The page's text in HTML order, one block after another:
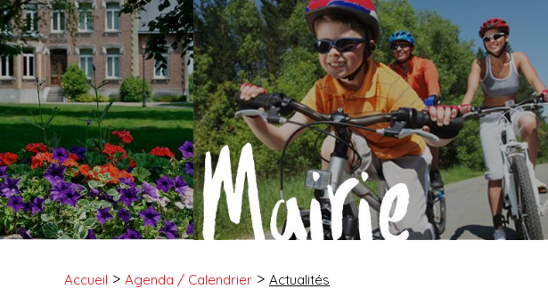
Accueil Agenda / Calendrier Actualités